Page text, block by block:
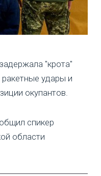
"крота"
удары и
окупантов.
спикер
области